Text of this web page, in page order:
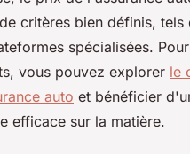
critères bien définis, tels
spécialisées.
vous pouvez explorer le
auto et bénéficier
efficace sur la matière.